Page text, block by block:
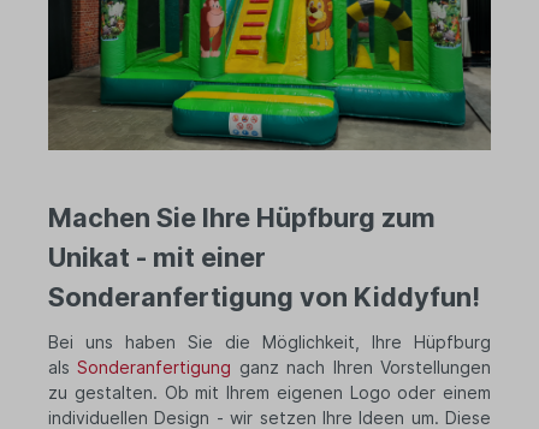
Machen Sie Ihre Hüpfburg zum
Unikat - mit einer
Sonderanfertigung von Kiddyfun!
Bei uns haben Sie die Möglichkeit, Ihre Hüpfburg
alsSonderanfertigung ganz nach Ihren Vorstellungen
zu gestalten. Ob mit Ihrem eigenen Logo oder einem
individuellen Design - wir setzen Ihre Ideen um. Diese